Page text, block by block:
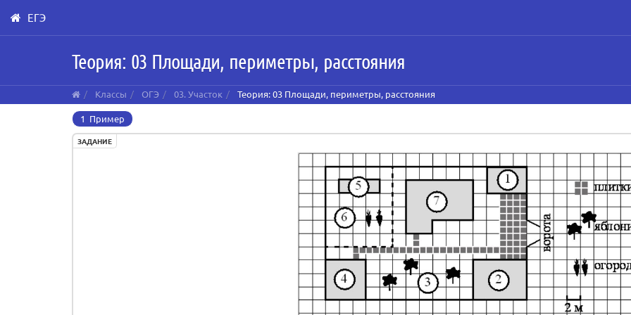
content
ЕГЭ
Теория: 03 Площади, периметры, расстояния
Классы ОГЭ 03. Участок Теория: 03 Площади, периметры, расстояния
1 Пример
ЗАДАНИЕ